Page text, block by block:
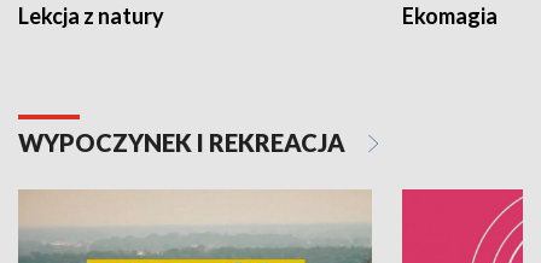
Lekcja z natury Ekomagia
WYPOCZYNEK I REKREACJA